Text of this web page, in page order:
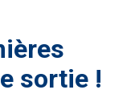
sortie !